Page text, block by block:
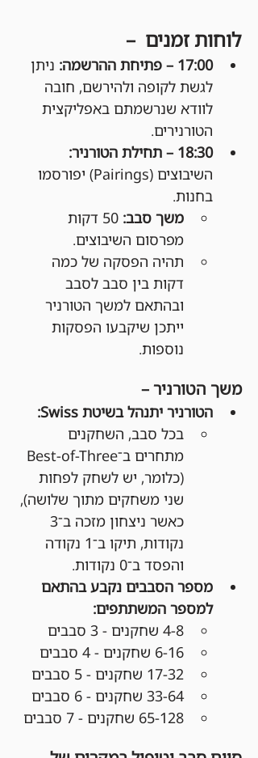
לוחות זמנים  –
17:00 – פתיחת ההרשמה:
ניתן
לגשת לקופה ולהירשם, חובה
לוודא שנרשמתם באפליקצית
הטורנירים.
18:30 – תחילת הטורניר:
השיבוצים (Pairings) יפורסמו
בחנות.
משך סבב:
50 דקות
מפרסום השיבוצים.
תהיה הפסקה של כמה
דקות בין סבב לסבב
ובהתאם למשך הטורניר
ייתכן שיקבעו הפסקות
נוספות.
משך הטורניר –
הטורניר יתנהל בשיטת Swiss:
בכל סבב, השחקנים
(כלומר, יש לשחק לפחות
שני משחקים מתוך שלושה),
נקודות, תיקו ב־1 נקודה
והפסד ב־0 נקודות.
מספר הסבבים נקבע בהתאם
למספר המשתתפים:
4-8 שחקנים - 3 סבבים
6-16 שחקנים - 4 סבבים
17-32 שחקנים - 5 סבבים
33-64 שחקנים - 6 סבבים
65-128 שחקנים - 7 סבבים